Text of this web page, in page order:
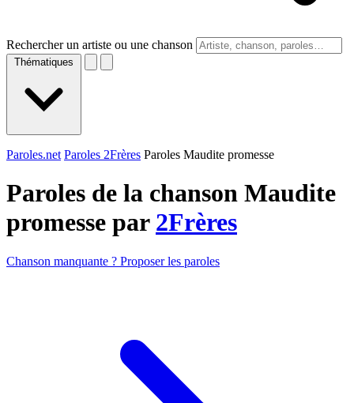
Rechercher un artiste ou une chanson
Thématiques
Paroles.net Paroles 2Frères Paroles Maudite promesse
Paroles de la chanson Maudite
promesse par 2Frères
Chanson manquante ? Proposer les paroles